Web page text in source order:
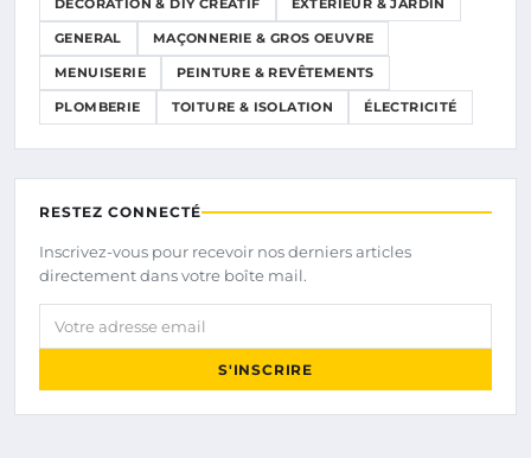
DÉCORATION & DIY CRÉATIF EXTÉRIEUR & JARDIN
GENERAL MAÇONNERIE & GROS OEUVRE
MENUISERIE PEINTURE & REVÊTEMENTS
PLOMBERIE TOITURE & ISOLATION ÉLECTRICITÉ
RESTEZ CONNECTÉ
Inscrivez-vous pour recevoir nos derniers articles
directement dans votre boîte mail.
Votre adresse email
S'INSCRIRE